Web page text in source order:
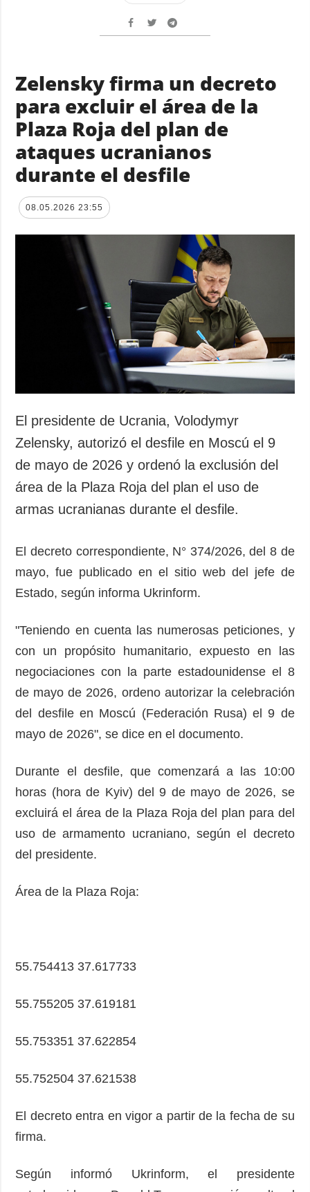
Zelensky firma un decreto
para excluir el área de la
Plaza Roja del plan de
ataques ucranianos
durante el desfile
08.05.2026 23:55
El presidente de Ucrania, Volodymyr
Zelensky, autorizó el desfile en Moscú el 9
de mayo de 2026 y ordenó la exclusión del
área de la Plaza Roja del plan el uso de
armas ucranianas durante el desfile.
El decreto correspondiente, N° 374/2026, del 8 de
mayo, fue publicado en el sitio web del jefe de
Estado, según informa Ukrinform.
"Teniendo en cuenta las numerosas peticiones, y
con un propósito humanitario, expuesto en las
negociaciones con la parte estadounidense el 8
de mayo de 2026, ordeno autorizar la celebración
del desfile en Moscú (Federación Rusa) el 9 de
mayo de 2026", se dice en el documento.
Durante el desfile, que comenzará a las 10:00
horas (hora de Kyiv) del 9 de mayo de 2026, se
excluirá el área de la Plaza Roja del plan para del
uso de armamento ucraniano, según el decreto
del presidente.
Área de la Plaza Roja:
55.754413 37.617733
55.755205 37.619181
55.753351 37.622854
55.752504 37.621538
El decreto entra en vigor a partir de la fecha de su
firma.
Según informó Ukrinform, el presidente